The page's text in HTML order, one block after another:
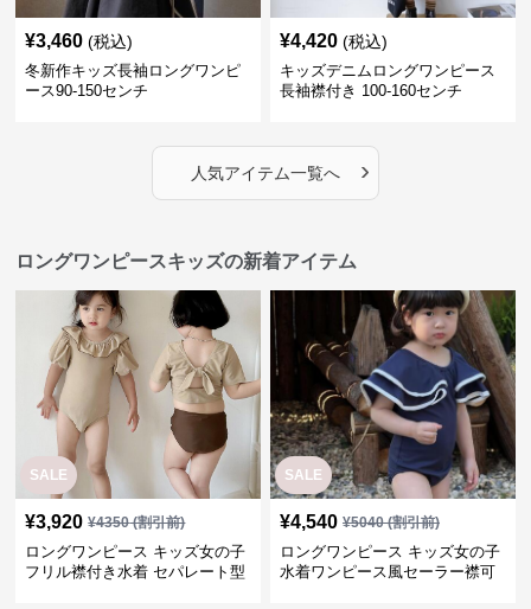
¥3,460 (税込)
冬新作キッズ長袖ロングワンピ
ース90-150センチ
¥4,420 (税込)
キッズデニムロングワンピース
長袖襟付き 100-160センチ
人気アイテム一覧へ ›
ロングワンピースキッズの新着アイテム
SALE
¥3,920 ¥4350(割引前)
ロングワンピース キッズ女の子
フリル襟付き水着 セパレート型
SALE
¥4,540 ¥5040(割引前)
ロングワンピース キッズ女の子
水着ワンピース風セーラー襟可